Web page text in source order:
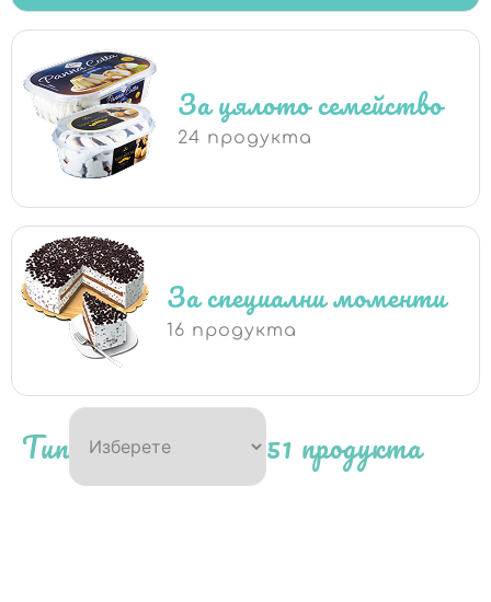
За цялото семейство
24 продукта
За специални моменти
16 продукта
Тип 51 продукта